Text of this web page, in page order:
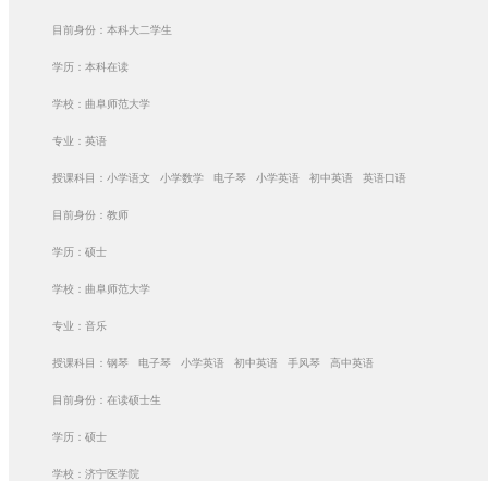
目前身份：本科大二学生
学历：本科在读
学校：曲阜师范大学
专业：英语
授课科目：小学语文 小学数学 电子琴 小学英语 初中英语 英语口语
目前身份：教师
学历：硕士
学校：曲阜师范大学
专业：音乐
授课科目：钢琴 电子琴 小学英语 初中英语 手风琴 高中英语
目前身份：在读硕士生
学历：硕士
学校：济宁医学院